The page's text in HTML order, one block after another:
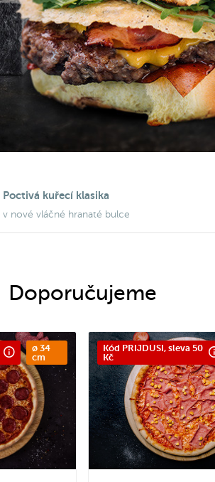
Poctivá kuřecí klasika
v nové vláčné hranaté bulce
Doporučujeme
ø 34
cm
Kód PRIJDUSI, sleva 50
Kč